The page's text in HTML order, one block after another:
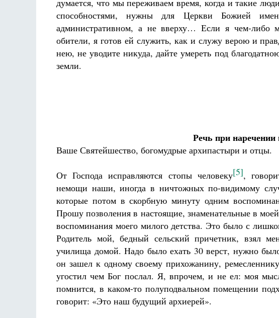
думается, что мы переживаем время, когда и такие
способностями, нужны для Церкви Божией
административном, а не вверху… Если я чем-либо
обители, я готов ей служить, как и служу верою и
нею, не уводите никуда, дайте умереть под
земли.
Речь при наречении
Ваше Святейшество, богомудрые архипастыри и отцы.
От Господа исправляются стопы человеку[5],
немощи наши, иногда в ничтожных по-видимому
которые потом в скорбную минуту одним
Прошу позволения в настоящие, знаменательные в
воспоминания моего милого детства. Это было с
Родитель мой, бедный сельский причетник, взял
училища домой. Надо было ехать 30 верст, нужно
он зашел к одному своему прихожанину,
угостил чем Бог послал. Я, впрочем, и не ел: моя
помнится, в каком-то полуподвальном помещении
говорит: «Это наш будущий архиерей».